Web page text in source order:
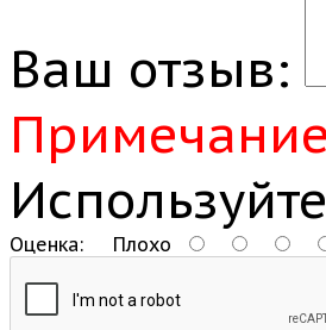
Ваш отзыв:
Оценка: Плохо